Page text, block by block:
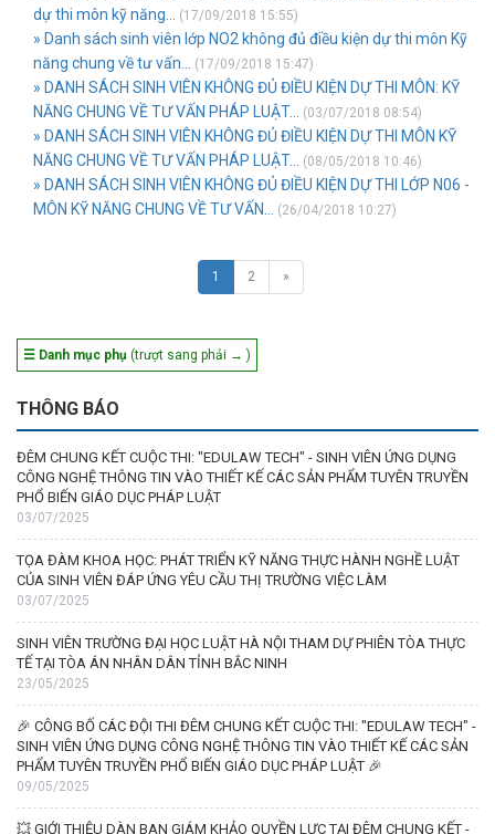
dự thi môn kỹ năng...
(17/09/2018 15:55)
» Danh sách sinh viên lớp NO2 không đủ điều kiện dự thi môn Kỹ
năng chung về tư vấn...
(17/09/2018 15:47)
» DANH SÁCH SINH VIÊN KHÔNG ĐỦ ĐIỀU KIỆN DỰ THI MÔN: KỸ
NĂNG CHUNG VỀ TƯ VẤN PHÁP LUẬT...
(03/07/2018 08:54)
» DANH SÁCH SINH VIÊN KHÔNG ĐỦ ĐIỀU KIỆN DỰ THI MÔN KỸ
NĂNG CHUNG VỀ TƯ VẤN PHÁP LUẬT...
(08/05/2018 10:46)
» DANH SÁCH SINH VIÊN KHÔNG ĐỦ ĐIỀU KIỆN DỰ THI LỚP N06 -
MÔN KỸ NĂNG CHUNG VỀ TƯ VẤN...
(26/04/2018 10:27)
1 2 »
☰ Danh mục phụ (trượt sang phải → )
THÔNG BÁO
ĐÊM CHUNG KẾT CUỘC THI: "EDULAW TECH" - SINH VIÊN ỨNG DỤNG
CÔNG NGHỆ THÔNG TIN VÀO THIẾT KẾ CÁC SẢN PHẨM TUYÊN TRUYỀN
PHỔ BIẾN GIÁO DỤC PHÁP LUẬT
03/07/2025
TỌA ĐÀM KHOA HỌC: PHÁT TRIỂN KỸ NĂNG THỰC HÀNH NGHỀ LUẬT
CỦA SINH VIÊN ĐÁP ỨNG YÊU CẦU THỊ TRƯỜNG VIỆC LÀM
03/07/2025
SINH VIÊN TRƯỜNG ĐẠI HỌC LUẬT HÀ NỘI THAM DỰ PHIÊN TÒA THỰC
TẾ TẠI TÒA ÁN NHÂN DÂN TỈNH BẮC NINH
23/05/2025
🎉 CÔNG BỐ CÁC ĐỘI THI ĐÊM CHUNG KẾT CUỘC THI: "EDULAW TECH" -
SINH VIÊN ỨNG DỤNG CÔNG NGHỆ THÔNG TIN VÀO THIẾT KẾ CÁC SẢN
PHẨM TUYÊN TRUYỀN PHỔ BIẾN GIÁO DỤC PHÁP LUẬT 🎉
09/05/2025
💥 GIỚI THIỆU DÀN BAN GIÁM KHẢO QUYỀN LỰC TẠI ĐÊM CHUNG KẾT -